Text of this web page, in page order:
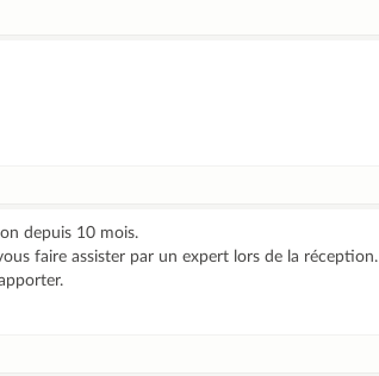
depuis 10 mois.
faire assister par un expert lors de la réception.